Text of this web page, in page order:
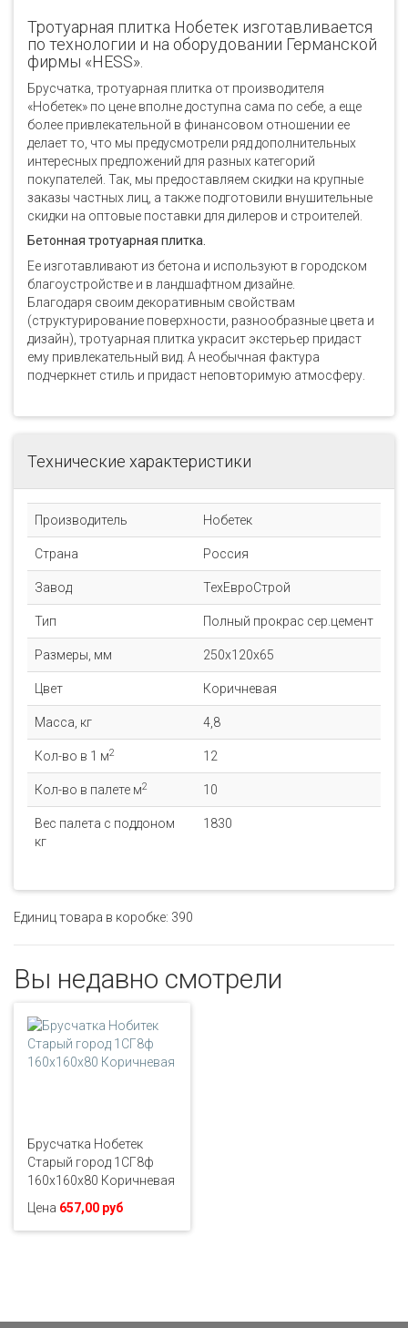
Тротуарная плитка Нобетек изготавливается
по технологии и на оборудовании Германской
фирмы «НЕSS».
Брусчатка, тротуарная плитка от производителя
«Нобетек» по цене вполне доступна сама по себе, а еще
более привлекательной в финансовом отношении ее
делает то, что мы предусмотрели ряд дополнительных
интересных предложений для разных категорий
покупателей. Так, мы предоставляем скидки на крупные
заказы частных лиц, а также подготовили внушительные
скидки на оптовые поставки для дилеров и строителей.
Бетонная тротуарная плитка.
Ее изготавливают из бетона и используют в городском
благоустройстве и в ландшафтном дизайне.
Благодаря своим декоративным свойствам
(структурирование поверхности, разнообразные цвета и
дизайн), тротуарная плитка украсит экстерьер придаст
ему привлекательный вид. А необычная фактура
подчеркнет стиль и придаст неповторимую атмосферу.
Технические характеристики
Производитель Нобетек
Страна Россия
Завод ТехЕвроСтрой
Тип Полный прокрас сер.цемент
Размеры, мм 250x120x65
Цвет Коричневая
Масса, кг 4,8
Кол-во в 1 м2 12
Кол-во в палете м2 10
Вес палета с поддоном
кг
1830
Единиц товара в коробке: 390
Вы недавно смотрели
Брусчатка Нобетек
Старый город 1СГ8ф
160х160х80 Коричневая
Цена 657,00 руб